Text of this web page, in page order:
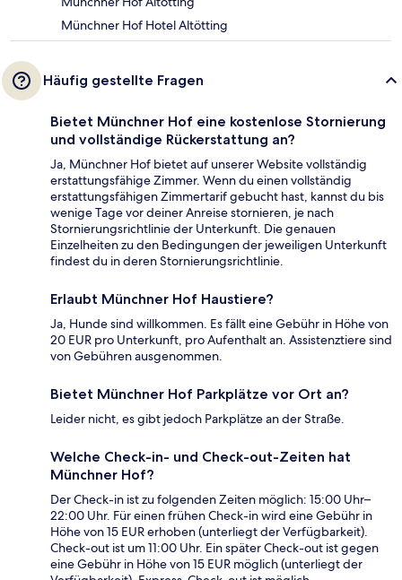
Münchner Hof Hotel Altötting
Häufig gestellte Fragen
Bietet Münchner Hof eine kostenlose Stornierung
und vollständige Rückerstattung an?
Ja, Münchner Hof bietet auf unserer Website vollständig
erstattungsfähige Zimmer. Wenn du einen vollständig
erstattungsfähigen Zimmertarif gebucht hast, kannst du bis
wenige Tage vor deiner Anreise stornieren, je nach
Stornierungsrichtlinie der Unterkunft. Die genauen
Einzelheiten zu den Bedingungen der jeweiligen Unterkunft
findest du in deren Stornierungsrichtlinie.
Erlaubt Münchner Hof Haustiere?
Ja, Hunde sind willkommen. Es fällt eine Gebühr in Höhe von
20 EUR pro Unterkunft, pro Aufenthalt an. Assistenztiere sind
von Gebühren ausgenommen.
Bietet Münchner Hof Parkplätze vor Ort an?
Leider nicht, es gibt jedoch Parkplätze an der Straße.
Welche Check-in- und Check-out-Zeiten hat
Münchner Hof?
Der Check-in ist zu folgenden Zeiten möglich: 15:00 Uhr–
22:00 Uhr. Für einen frühen Check-in wird eine Gebühr in
Höhe von 15 EUR erhoben (unterliegt der Verfügbarkeit).
Check-out ist um 11:00 Uhr. Ein später Check-out ist gegen
eine Gebühr in Höhe von 15 EUR möglich (unterliegt der